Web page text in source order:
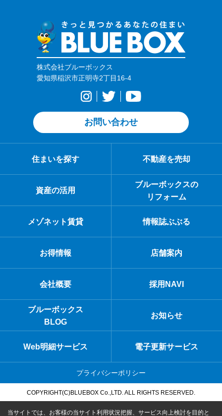
株式会社ブルーボックス
愛知県稲沢市正明寺2丁目16-4
お問い合わせ
住まいを探す 不動産を売却
資産の活用
ブルーボックスの
リフォーム
メゾネット賃貸 情報誌ぶぶる
お得情報 店舗案内
会社概要 採用NAVI
ブルーボックス
BLOG
お知らせ
Web明細サービス 電子更新サービス
プライバシーポリシー
COPYRIGHT(C)BLUEBOX Co.,LTD. ALL RIGHTS RESERVED.
当サイトでは、お客様の当サイト利用状況把握、サービス向上検討を目的と